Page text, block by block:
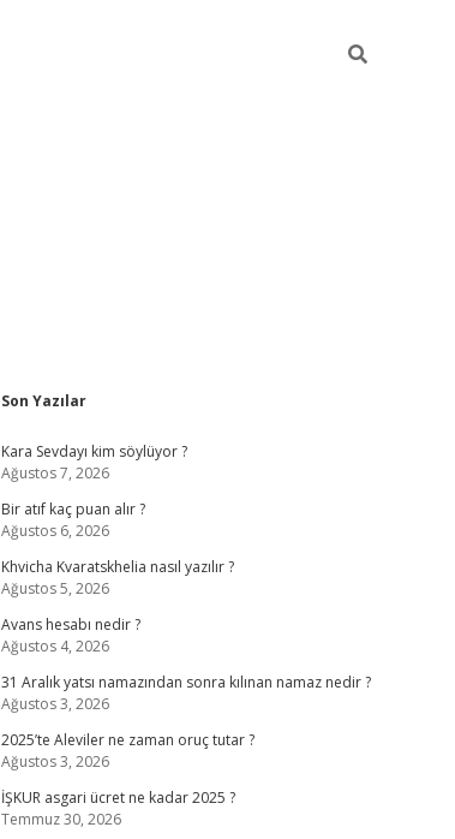
Sidebar
Son Yazılar
Kara Sevdayı kim söylüyor ?
Ağustos 7, 2026
Bir atıf kaç puan alır ?
Ağustos 6, 2026
Khvicha Kvaratskhelia nasıl yazılır ?
Ağustos 5, 2026
Avans hesabı nedir ?
Ağustos 4, 2026
31 Aralık yatsı namazından sonra kılınan namaz nedir ?
Ağustos 3, 2026
2025’te Aleviler ne zaman oruç tutar ?
Ağustos 3, 2026
İŞKUR asgari ücret ne kadar 2025 ?
Temmuz 30, 2026